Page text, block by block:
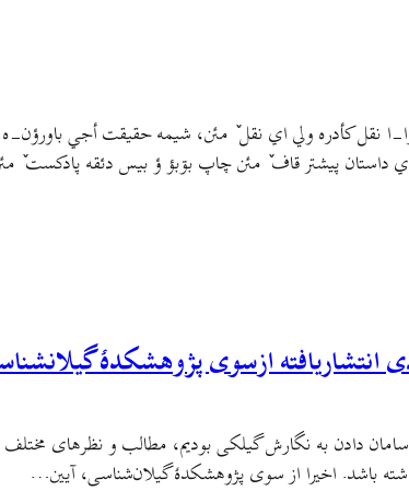
انتشاریافته ازسوی پژوهشکدهٔ
دادن به نگارش گیلکی بودیم، مطالب و نظرهای
باشد. اخیرا از سوی پژوهشکدهٔ گیلان‌شناسی، آیین…